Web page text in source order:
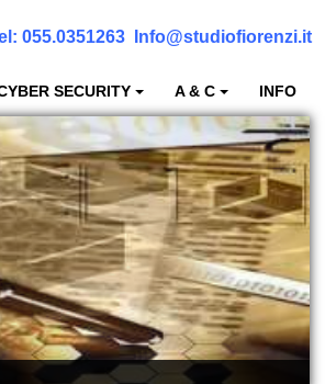
055.0351263 Info@studiofiorenzi.it
SECURITY A & C INFO